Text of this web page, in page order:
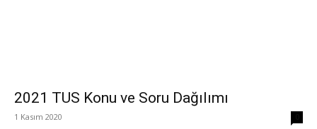
2021 TUS Konu ve Soru Dağılımı
1 Kasım 2020